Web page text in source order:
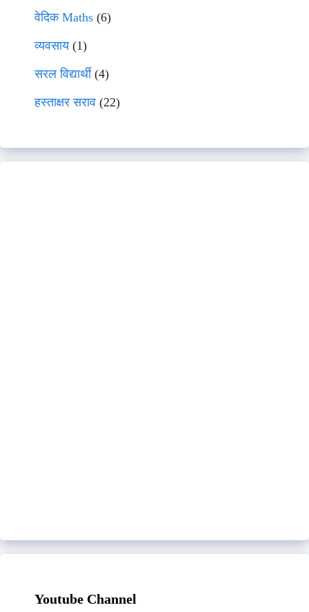
वेदिक Maths (6)
व्यवसाय(1)
सरल विद्यार्थी(4)
हस्ताक्षर सराव (22)
Youtube Channel